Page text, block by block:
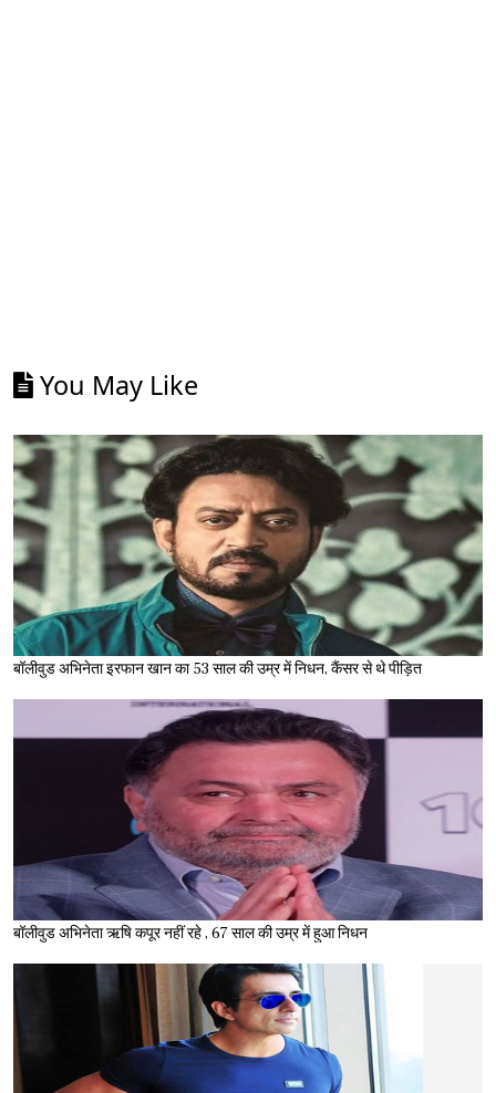
You May Like
बॉलीवुड अभिनेता इरफान खान का 53 साल की उम्र में निधन, कैंसर से थे पीड़ित
बॉलीवुड अभिनेता ऋषि कपूर नहीं रहे , 67 साल की उम्र में हुआ निधन